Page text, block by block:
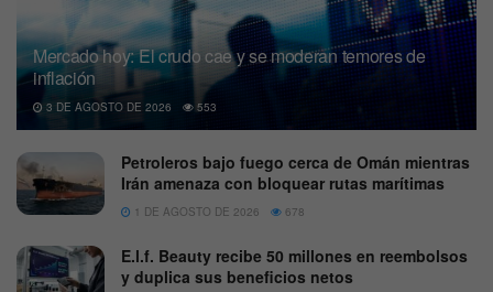
Mercado hoy: El crudo cae y se moderan temores de
inflación
3 DE AGOSTO DE 2026 553
Petroleros bajo fuego cerca de Omán mientras
Irán amenaza con bloquear rutas marítimas
1 DE AGOSTO DE 2026 678
E.l.f. Beauty recibe 50 millones en reembolsos
y duplica sus beneficios netos